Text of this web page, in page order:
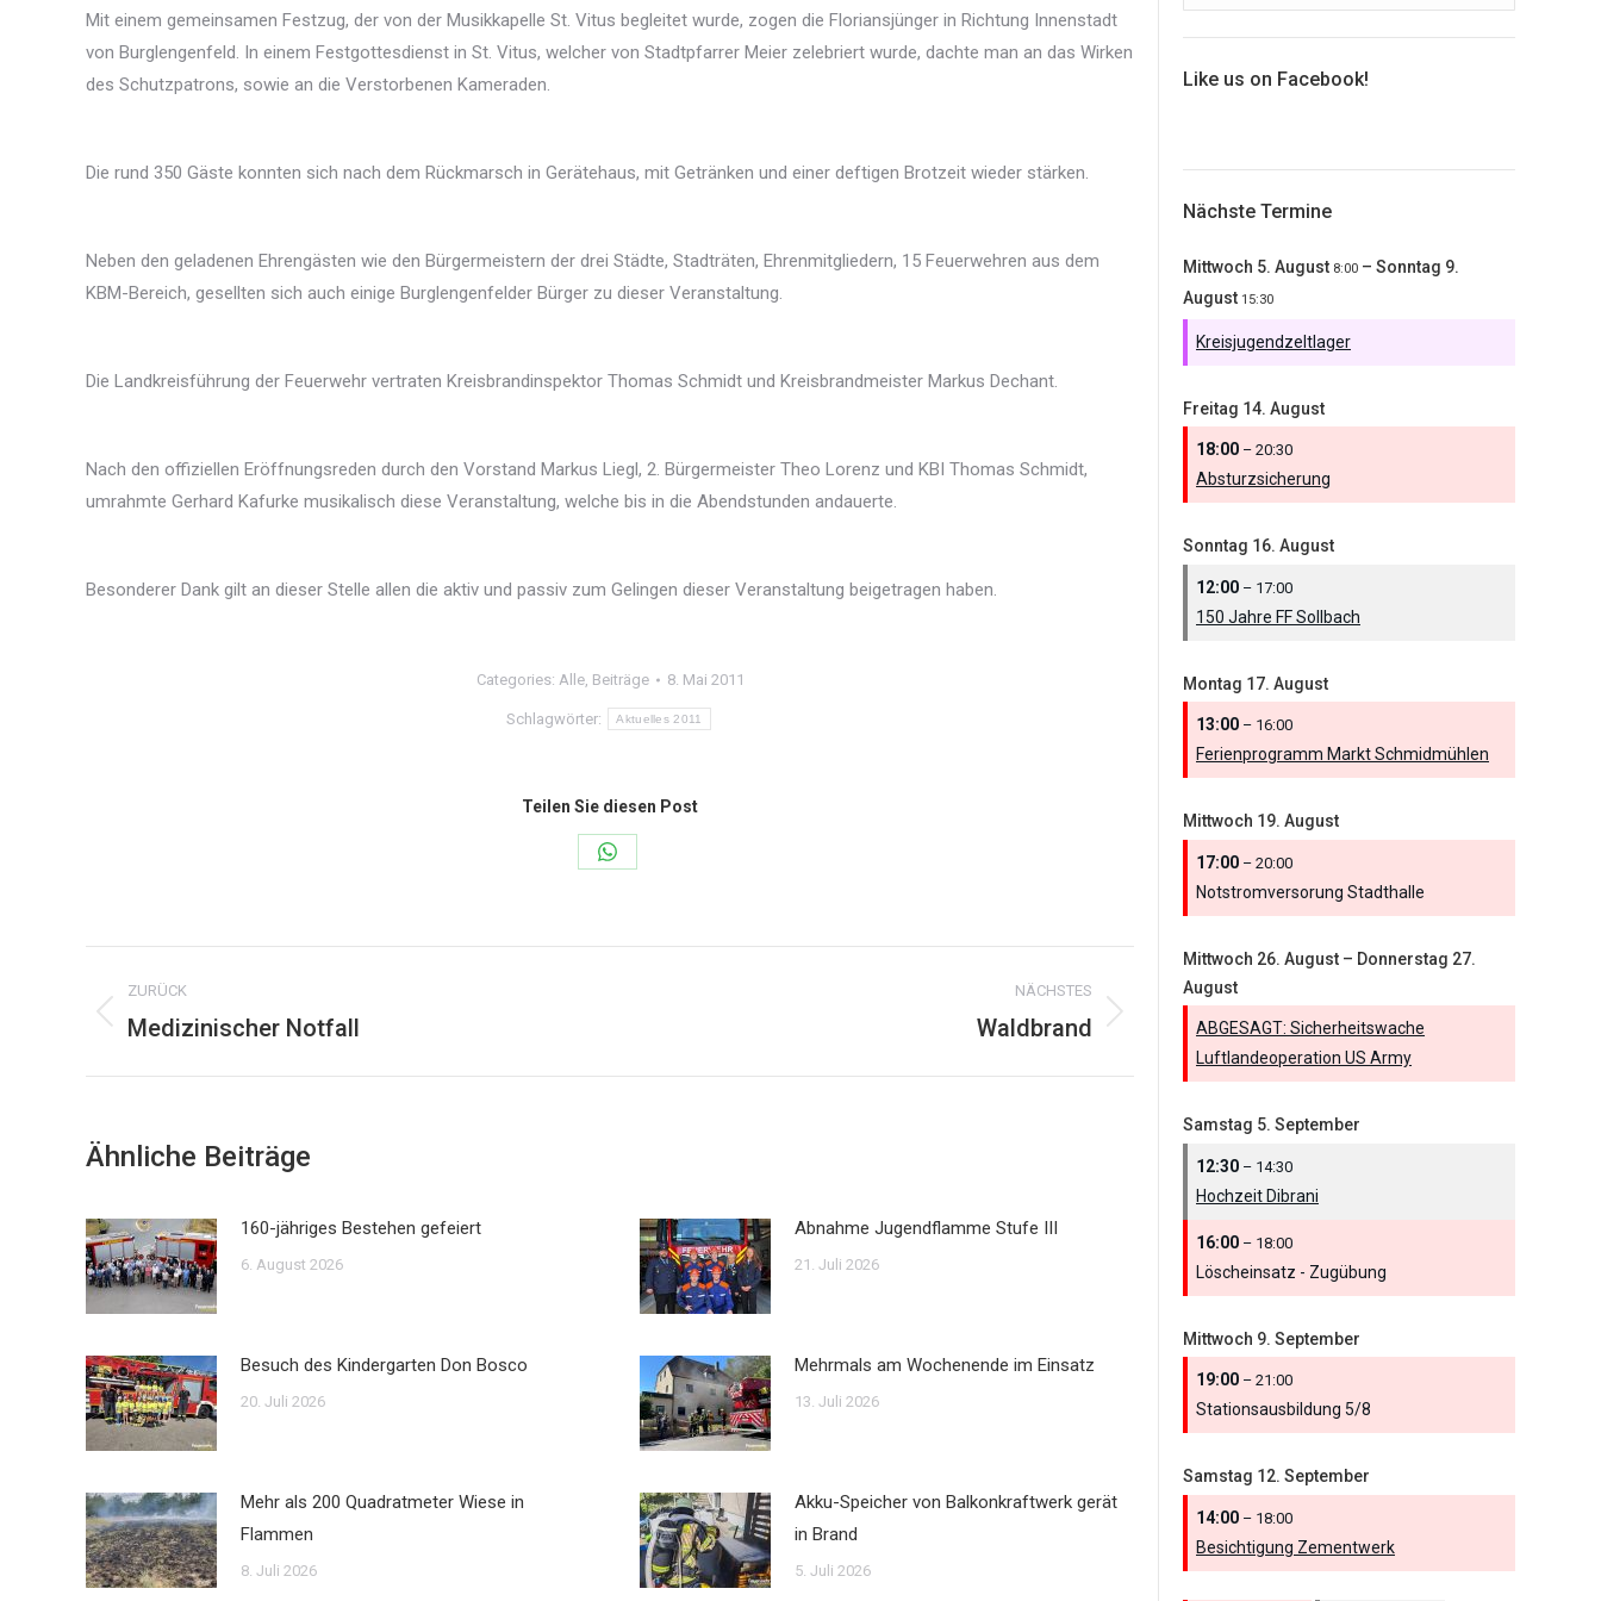
Mit einem gemeinsamen Festzug, der von der Musikkapelle St. Vitus begleitet wurde, zogen die Floriansjünger in Richtung Innenstadt
von Burglengenfeld. In einem Festgottesdienst in St. Vitus, welcher von Stadtpfarrer Meier zelebriert wurde, dachte man an das Wirken
des Schutzpatrons, sowie an die Verstorbenen Kameraden.
Die rund 350 Gäste konnten sich nach dem Rückmarsch in Gerätehaus, mit Getränken und einer deftigen Brotzeit wieder stärken.
Neben den geladenen Ehrengästen wie den Bürgermeistern der drei Städte, Stadträten, Ehrenmitgliedern, 15 Feuerwehren aus dem
KBM-Bereich, gesellten sich auch einige Burglengenfelder Bürger zu dieser Veranstaltung.
Die Landkreisführung der Feuerwehr vertraten Kreisbrandinspektor Thomas Schmidt und Kreisbrandmeister Markus Dechant.
Nach den offiziellen Eröffnungsreden durch den Vorstand Markus Liegl, 2. Bürgermeister Theo Lorenz und KBI Thomas Schmidt,
umrahmte Gerhard Kafurke musikalisch diese Veranstaltung, welche bis in die Abendstunden andauerte.
Besonderer Dank gilt an dieser Stelle allen die aktiv und passiv zum Gelingen dieser Veranstaltung beigetragen haben.
Categories: Alle, Beiträge 8. Mai 2011
Schlagwörter: Aktuelles 2011
Teilen Sie diesen Post
Share
Kommentarnavigation
ZURÜCK
Vorheriger
Medizinischer Notfall
NÄCHSTES
Waldbrand
Ähnliche Beiträge
160-jähriges Bestehen gefeiert
6. August 2026
Abnahme Jugendflamme Stufe III
21. Juli 2026
Besuch des Kindergarten Don Bosco
20. Juli 2026
Mehrmals am Wochenende im Einsatz
13. Juli 2026
Mehr als 200 Quadratmeter Wiese in
Flammen
8. Juli 2026
Akku-Speicher von Balkonkraftwerk gerät
in Brand
5. Juli 2026
Like us on Facebook!
Nächste Termine
Mittwoch 5. August 8:00 – Sonntag 9.
August 15:30
Kreisjugendzeltlager
Freitag 14. August
18:00 – 20:30
Absturzsicherung
Sonntag 16. August
12:00 – 17:00
150 Jahre FF Sollbach
Montag 17. August
13:00 – 16:00
Ferienprogramm Markt Schmidmühlen
Mittwoch 19. August
17:00 – 20:00
Notstromversorung Stadthalle
Mittwoch 26. August – Donnerstag 27.
August
ABGESAGT: Sicherheitswache
Luftlandeoperation US Army
Samstag 5. September
12:30 – 14:30
Hochzeit Dibrani
16:00 – 18:00
Löscheinsatz - Zugübung
Mittwoch 9. September
19:00 – 21:00
Stationsausbildung 5/8
Samstag 12. September
14:00 – 18:00
Besichtigung Zementwerk